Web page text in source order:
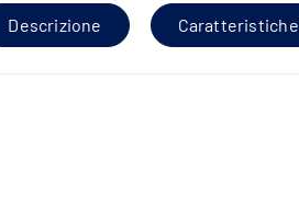
Descrizione Caratteristiche